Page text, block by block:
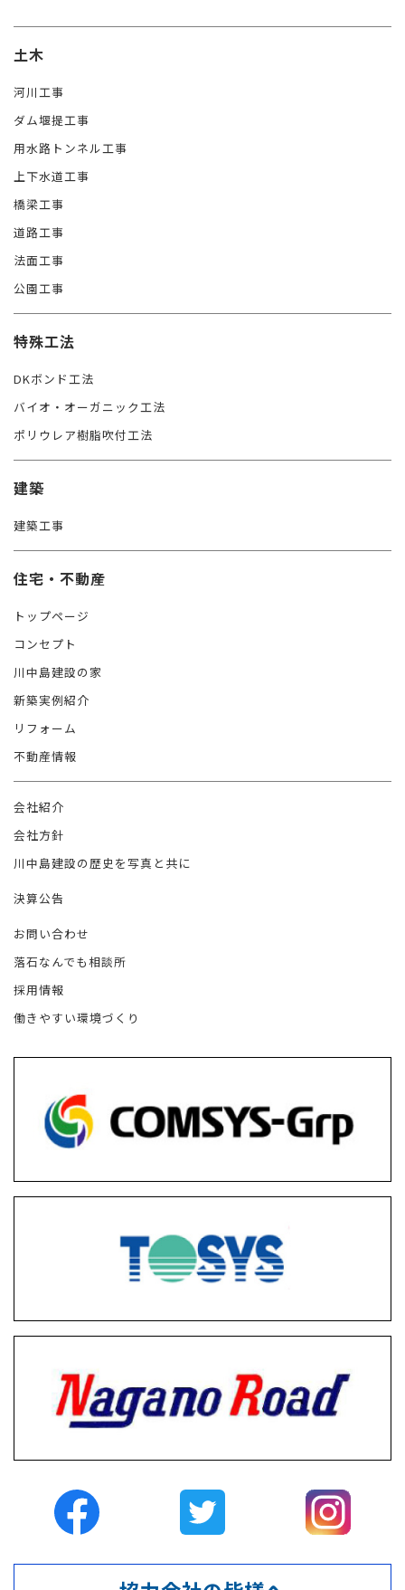
土木
河川工事
ダム堰提工事
用水路トンネル工事
上下水道工事
橋梁工事
道路工事
法面工事
公園工事
特殊工法
DKボンド工法
バイオ・オーガニック工法
ポリウレア樹脂吹付工法
建築
建築工事
住宅・不動産
トップページ
コンセプト
川中島建設の家
新築実例紹介
リフォーム
不動産情報
会社紹介
会社方針
川中島建設の歴史を写真と共に
決算公告
お問い合わせ
落石なんでも相談所
採用情報
働きやすい環境づくり